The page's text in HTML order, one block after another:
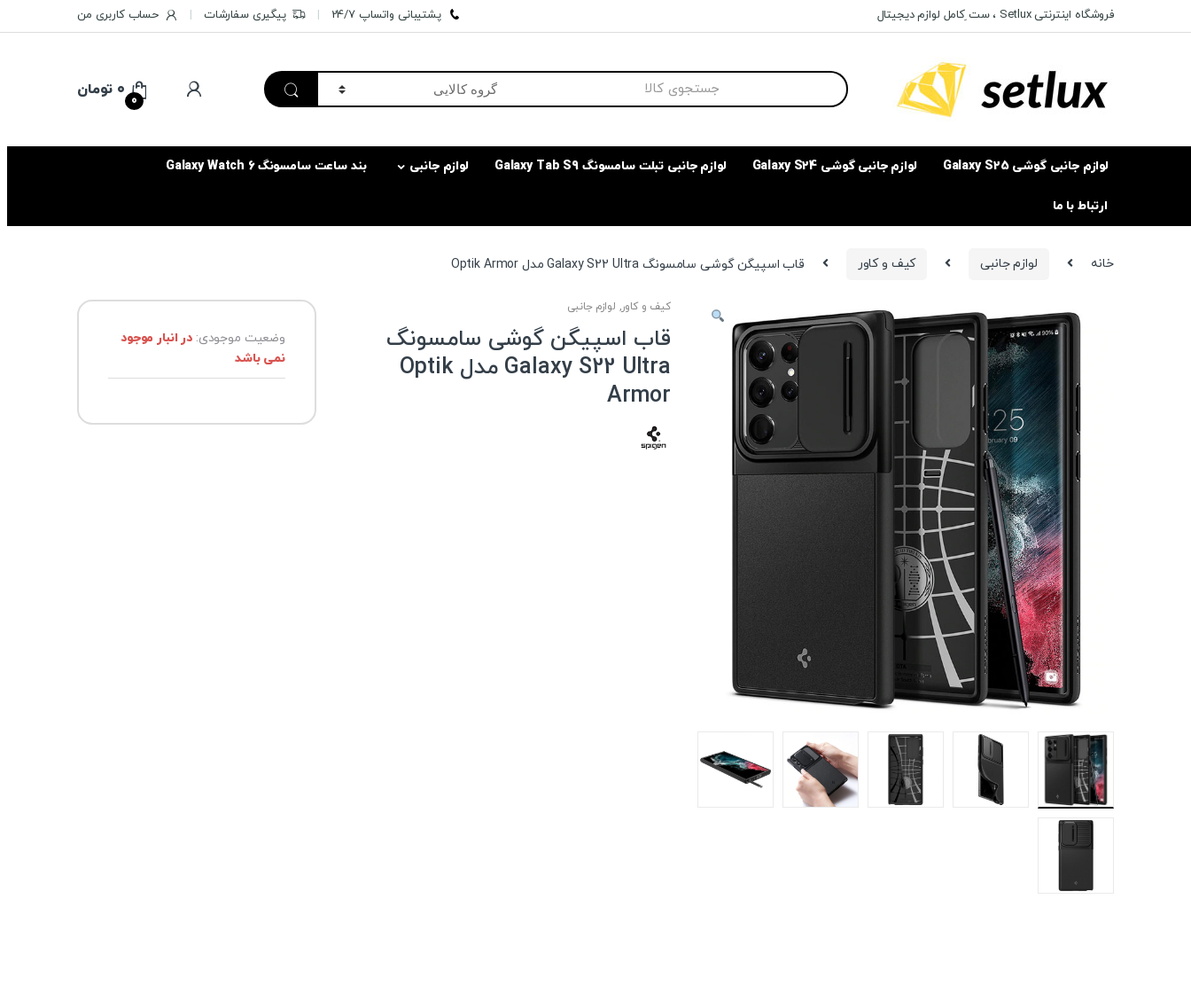
to
to
فروشگاه اینترنتی Setlux ، ست ِکامل لوازم دیجیتال پشتیبانی واتساپ 24/7 پیگیری سفارشات حساب کاربری من
Search
for:
0
۰ تومان
لوازم جانبی گوشی Galaxy S25 لوازم جانبی گوشی Galaxy S24 لوازم جانبی تبلت سامسونگ Galaxy Tab S9 لوازم جانبی بند ساعت سامسونگ Galaxy Watch 6
ارتباط با ما
خانه لوازم جانبی کیف و کاور قاب اسپیگن گوشی سامسونگ Galaxy S22 Ultra مدل Optik Armor
کیف و کاور, لوازم جانبی
قاب اسپیگن گوشی سامسونگ
Galaxy S22 Ultra مدل Optik
Armor
وضعیت موجودی:در انبار موجود
نمی باشد